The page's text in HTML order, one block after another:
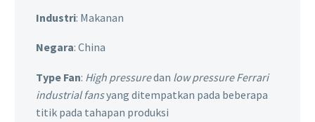
Industri: Makanan
Negara: China
Type Fan: High pressuredan low pressure Ferrari
industrial fansyang ditempatkan pada beberapa
titik pada tahapan produksi